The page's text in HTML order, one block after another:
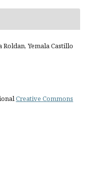
Yemala Castillo
Creative Commons